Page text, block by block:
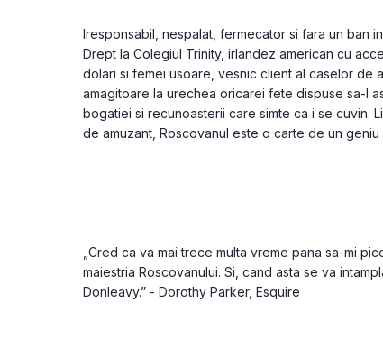
Iresponsabil, nespalat, fermecator si fara un ban
Drept la Colegiul Trinity, irlandez american cu
dolari si femei usoare, vesnic client al caselor de
amagitoare la urechea oricarei fete dispuse sa-l
bogatiei si recunoasterii care simte ca i se cuvin.
de amuzant, Roscovanul este o carte de un geniu
„Cred ca va mai trece multa vreme pana sa-mi
maiestria Roscovanului. Si, cand asta se va
Donleavy.” - Dorothy Parker, Esquire